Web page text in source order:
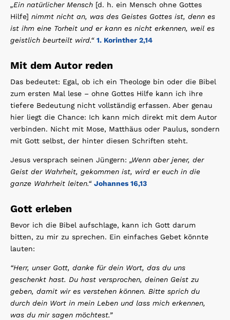
„Ein natürlicher Mensch [d. h. ein Mensch ohne Gottes
Hilfe] nimmt nicht an, was des Geistes Gottes ist, denn es
ist ihm eine Torheit und er kann es nicht erkennen, weil es
geistlich beurteilt wird.“ 1. Korinther 2,14
Mit dem Autor reden
Das bedeutet: Egal, ob ich ein Theologe bin oder die Bibel
zum ersten Mal lese – ohne Gottes Hilfe kann ich ihre
tiefere Bedeutung nicht vollständig erfassen. Aber genau
hier liegt die Chance: Ich kann mich direkt mit dem Autor
verbinden. Nicht mit Mose, Matthäus oder Paulus, sondern
mit Gott selbst, der hinter diesen Schriften steht.
Jesus versprach seinen Jüngern: „Wenn aber jener, der
Geist der Wahrheit, gekommen ist, wird er euch in die
ganze Wahrheit leiten.“ Johannes 16,13
Gott erleben
Bevor ich die Bibel aufschlage, kann ich Gott darum
bitten, zu mir zu sprechen. Ein einfaches Gebet könnte
lauten:
“Herr, unser Gott, danke für dein Wort, das du uns
geschenkt hast. Du hast versprochen, deinen Geist zu
geben, damit wir es verstehen können. Bitte sprich du
durch dein Wort in mein Leben und lass mich erkennen,
was du mir sagen möchtest.”